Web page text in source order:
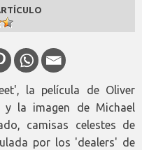
la película de Oliver
y la imagen de Michael
camisas celestes de
por los 'dealers' de